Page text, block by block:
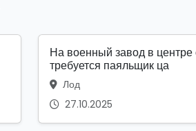
На военный завод в центре
требуется паяльщик ца
Лод
27.10.2025